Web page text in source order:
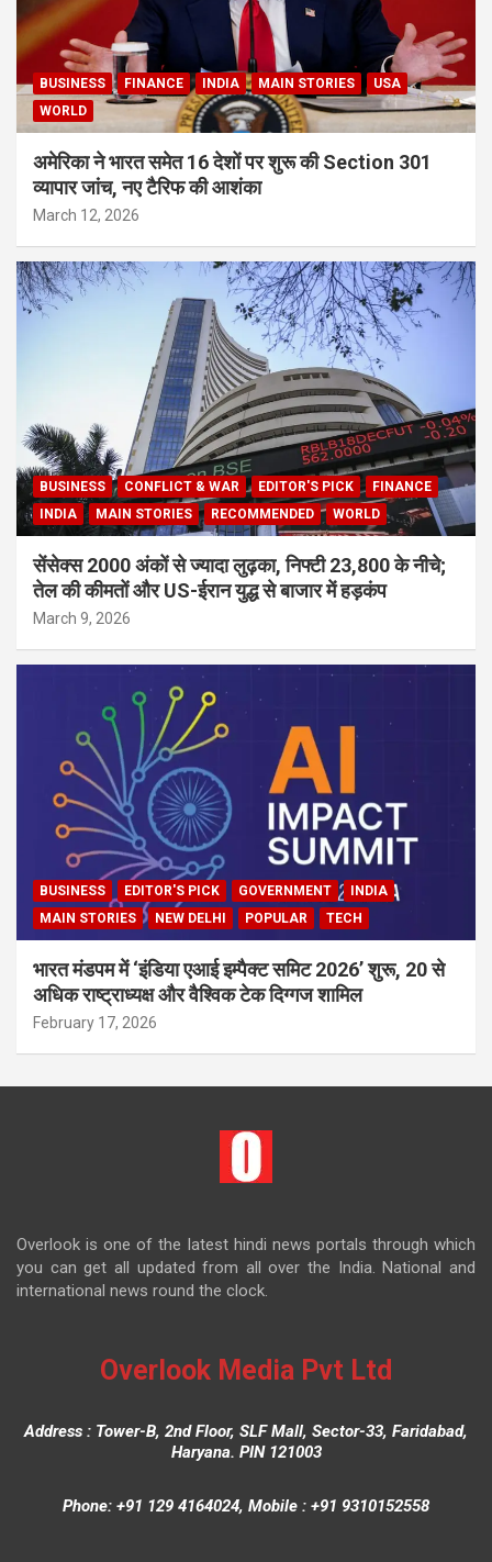
BUSINESS FINANCE INDIA MAIN STORIES
USA
WORLD
अमेरिका ने भारत समेत 16 देशों पर शुरू की Section 301
व्यापार जांच, नए टैरिफ की आशंका
March 12, 2026
BUSINESS CONFLICT & WAR EDITOR'S PICK
FINANCE
INDIA
MAIN STORIES RECOMMENDED WORLD
सेंसेक्स 2000 अंकों से ज्यादा लुढ़का, निफ्टी 23,800 के नीचे;
तेल की कीमतों और US-ईरान युद्ध से बाजार में हड़कंप
March 9, 2026
BUSINESS EDITOR'S PICK GOVERNMENT
INDIA
MAIN STORIES
NEW DELHI POPULAR TECH
भारत मंडपम में ‘इंडिया एआई इम्पैक्ट समिट 2026’ शुरू, 20 से
अधिक राष्ट्राध्यक्ष और वैश्विक टेक दिग्गज शामिल
February 17, 2026
Overlook is one of the latest hindi news portals through which
you can get all updated from all over the India. National and
international news round the clock.
Overlook Media Pvt Ltd
Address : Tower-B, 2nd Floor, SLF Mall, Sector-33, Faridabad,
Haryana. PIN 121003
Phone: +91 129 4164024, Mobile : +91 9310152558